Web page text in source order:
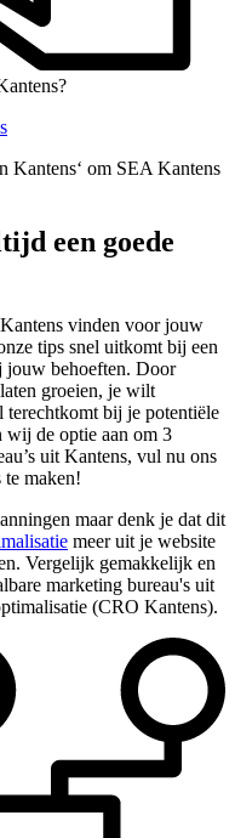
Kantens‘ om SEA Kantens
een goede
vinden voor jouw
tips snel uitkomt bij een
jouw behoeften. Door
groeien, je wilt
bij je potentiële
wij de optie aan om 3
uit Kantens, vul nu ons
maken!
maar denk je dat dit
meer uit je website
Vergelijk gemakkelijk en
marketing bureau's uit
(CRO Kantens).